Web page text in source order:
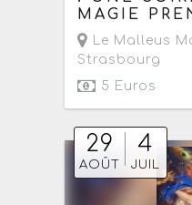
MAGIE
Le Malleus
Strasbourg
5 Euros
29
AOÛT
4
JUIL